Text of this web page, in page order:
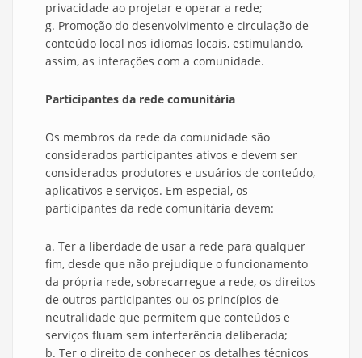
privacidade ao projetar e operar a rede;
g. Promoção do desenvolvimento e circulação de
conteúdo local nos idiomas locais, estimulando,
assim, as interações com a comunidade.
Participantes da rede comunitária
Os membros da rede da comunidade são
considerados participantes ativos e devem ser
considerados produtores e usuários de conteúdo,
aplicativos e serviços. Em especial, os
participantes da rede comunitária devem:
a. Ter a liberdade de usar a rede para qualquer
fim, desde que não prejudique o funcionamento
da própria rede, sobrecarregue a rede, os direitos
de outros participantes ou os princípios de
neutralidade que permitem que conteúdos e
serviços fluam sem interferência deliberada;
b. Ter o direito de conhecer os detalhes técnicos